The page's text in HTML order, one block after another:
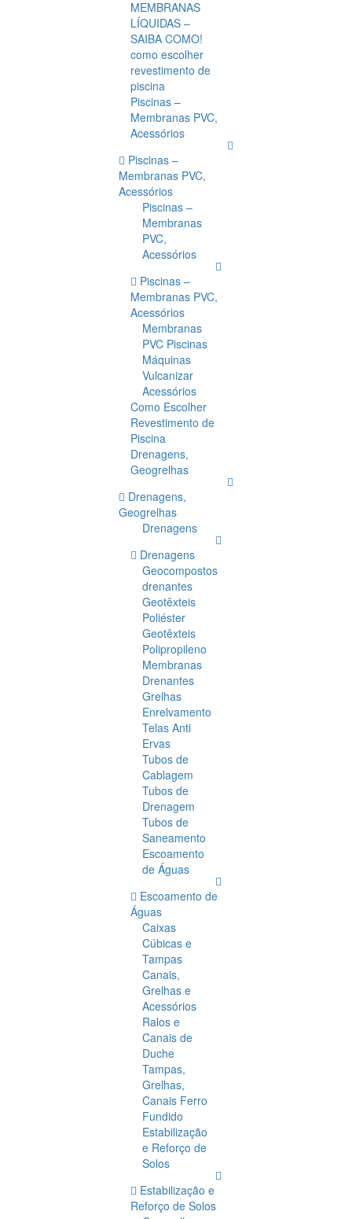
MEMBRANAS
LÍQUIDAS –
SAIBA COMO!
como escolher
revestimento de
piscina
Piscinas –
Membranas PVC,
Acessórios
Piscinas –
Membranas PVC,
Acessórios
Piscinas –
Membranas
PVC,
Acessórios
Piscinas –
Membranas PVC,
Acessórios
Membranas
PVC Piscinas
Máquinas
Vulcanizar
Acessórios
Como Escolher
Revestimento de
Piscina
Drenagens,
Geogrelhas
Drenagens,
Geogrelhas
Drenagens
Drenagens
Geocompostos
drenantes
Geotêxteis
Poliéster
Geotêxteis
Polipropileno
Membranas
Drenantes
Grelhas
Enrelvamento
Telas Anti
Ervas
Tubos de
Cablagem
Tubos de
Drenagem
Tubos de
Saneamento
Escoamento
de Águas
Escoamento de
Águas
Caixas
Cúbicas e
Tampas
Canais,
Grelhas e
Acessórios
Ralos e
Canais de
Duche
Tampas,
Grelhas,
Canais Ferro
Fundido
Estabilização
e Reforço de
Solos
Estabilização e
Reforço de Solos